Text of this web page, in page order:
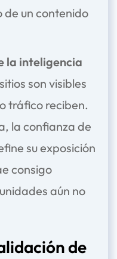
de un contenido
la inteligencia
son visibles
tráfico reciben.
la confianza de
su exposición
consigo
aún no
de